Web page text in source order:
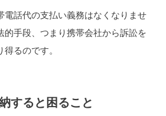
電話代の支払い義務はなくなりませ
的手段、つまり携帯会社から訴訟を
るのです。
すると困ること